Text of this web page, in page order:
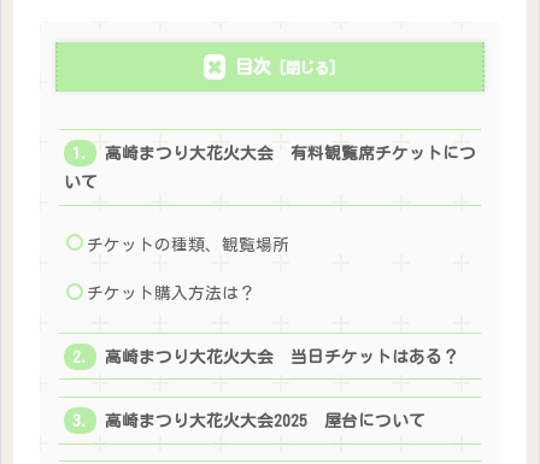
目次
高崎まつり大花火大会 有料観覧席チケットにつ
いて
チケットの種類、観覧場所
チケット購入方法は？
高崎まつり大花火大会 当日チケットはある？
高崎まつり大花火大会2025 屋台について